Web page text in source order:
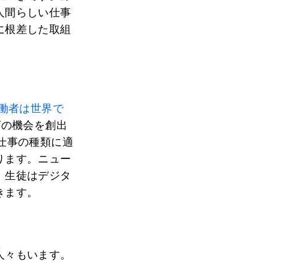
間らしい仕事
根差した取組
者は世界で
機会を創出
事の種類に適
ます。ニュー
生徒はデジタ
す。
もいます。